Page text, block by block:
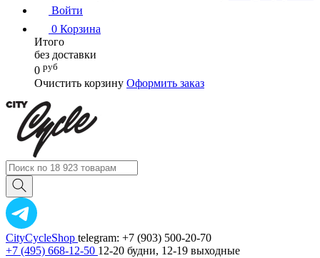
Войти
0 Корзина
Итого
без доставки
0 руб
Очистить корзину Оформить заказ
CityCycleShop telegram: +7 (903) 500-20-70
+7 (495) 668-12-50 12-20 будни, 12-19 выходные